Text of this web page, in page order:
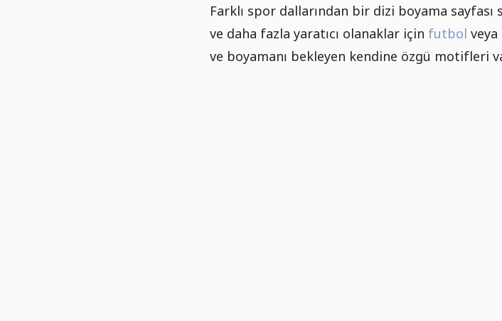
Farklı spor dallarından bir dizi boyama sayfası
ve daha fazla yaratıcı olanaklar için futbol veya
ve boyamanı bekleyen kendine özgü motifleri